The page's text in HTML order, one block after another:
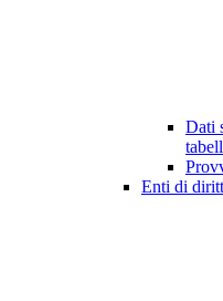
Dati
Enti di